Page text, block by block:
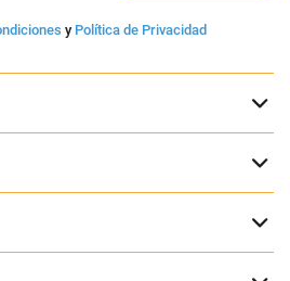
y Política de Privacidad